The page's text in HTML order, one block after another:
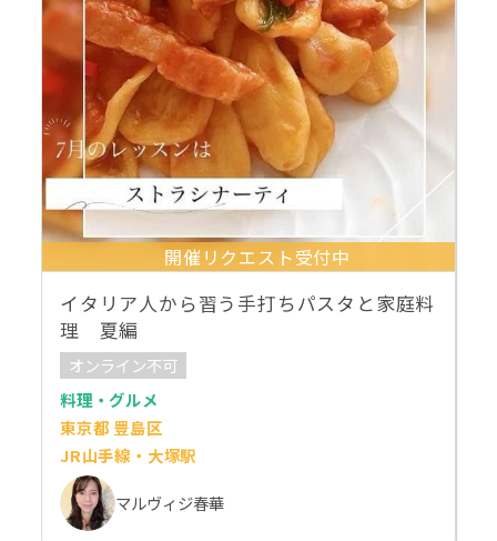
開催リクエスト受付中
イタリア人から習う手打ちパスタと家庭料
理 夏編
オンライン不可
料理・グルメ
東京都 豊島区
JR山手線・大塚駅
マルヴィジ春華